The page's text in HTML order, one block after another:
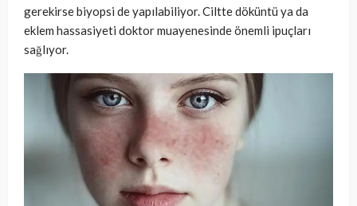
gerekirse biyopsi de yapılabiliyor. Ciltte döküntü ya da
eklem hassasiyeti doktor muayenesinde önemli ipuçları
sağlıyor.